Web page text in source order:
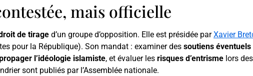
mais officielle
de tirage d’un groupe d’opposition. Elle est présidée parXavier
pour la République). Son mandat : examiner des soutiens éventuels
l’idéologie islamiste, et évaluer les risques d’entrisme lors
sont publiés par l’Assemblée nationale.